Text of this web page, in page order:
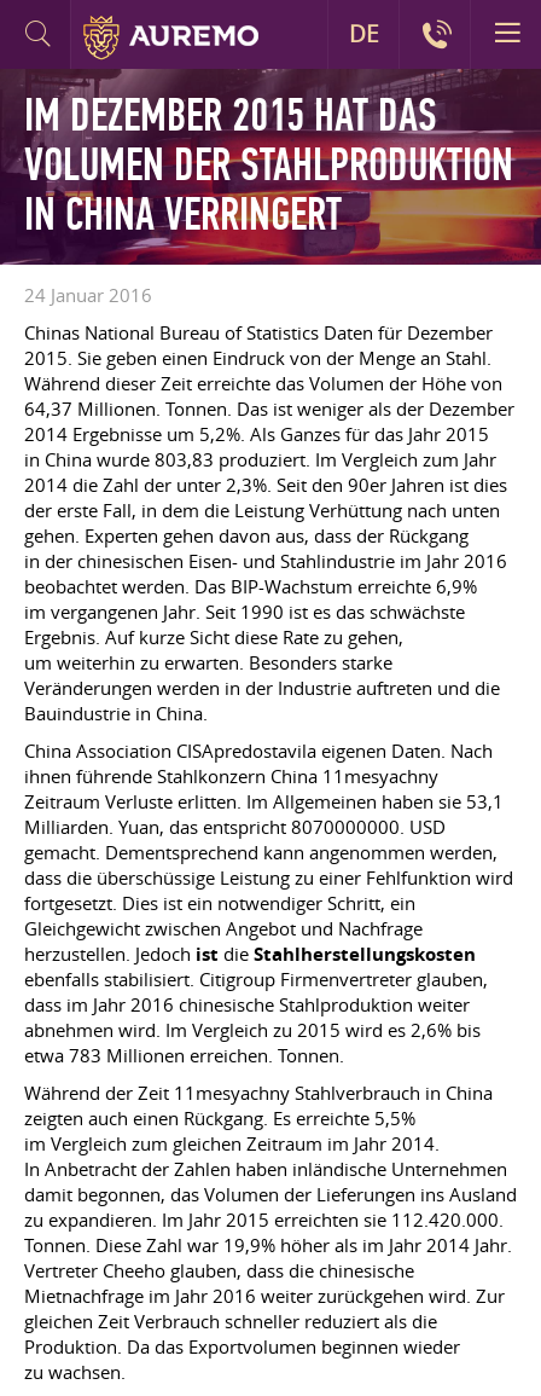
IM DEZEMBER 2015 HAT DAS
VOLUMEN DER STAHLPRODUKTION
IN CHINA VERRINGERT
24 Januar 2016
Chinas National Bureau of Statistics Daten für Dezember
2015. Sie geben einen Eindruck von der Menge an Stahl.
Während dieser Zeit erreichte das Volumen der Höhe von
64,37 Millionen. Tonnen. Das ist weniger als der Dezember
2014 Ergebnisse um 5,2%. Als Ganzes für das Jahr 2015
in China wurde 803,83 produziert. Im Vergleich zum Jahr
2014 die Zahl der unter 2,3%. Seit den 90er Jahren ist dies
der erste Fall, in dem die Leistung Verhüttung nach unten
gehen. Experten gehen davon aus, dass der Rückgang
in der chinesischen Eisen- und Stahlindustrie im Jahr 2016
beobachtet werden. Das BIP-Wachstum erreichte 6,9%
im vergangenen Jahr. Seit 1990 ist es das schwächste
Ergebnis. Auf kurze Sicht diese Rate zu gehen,
um weiterhin zu erwarten. Besonders starke
Veränderungen werden in der Industrie auftreten und die
Bauindustrie in China.
China Association CISApredostavila eigenen Daten. Nach
ihnen führende Stahlkonzern China 11mesyachny
Zeitraum Verluste erlitten. Im Allgemeinen haben sie 53,1
Milliarden. Yuan, das entspricht 8070000000. USD
gemacht. Dementsprechend kann angenommen werden,
dass die überschüssige Leistung zu einer Fehlfunktion wird
fortgesetzt. Dies ist ein notwendiger Schritt, ein
Gleichgewicht zwischen Angebot und Nachfrage
herzustellen. Jedoch ist die Stahlherstellungskosten
ebenfalls stabilisiert. Citigroup Firmenvertreter glauben,
dass im Jahr 2016 chinesische Stahlproduktion weiter
abnehmen wird. Im Vergleich zu 2015 wird es 2,6% bis
etwa 783 Millionen erreichen. Tonnen.
Während der Zeit 11mesyachny Stahlverbrauch in China
zeigten auch einen Rückgang. Es erreichte 5,5%
im Vergleich zum gleichen Zeitraum im Jahr 2014.
In Anbetracht der Zahlen haben inländische Unternehmen
damit begonnen, das Volumen der Lieferungen ins Ausland
zu expandieren. Im Jahr 2015 erreichten sie 112.420.000.
Tonnen. Diese Zahl war 19,9% höher als im Jahr 2014 Jahr.
Vertreter Cheeho glauben, dass die chinesische
Mietnachfrage im Jahr 2016 weiter zurückgehen wird. Zur
gleichen Zeit Verbrauch schneller reduziert als die
Produktion. Da das Exportvolumen beginnen wieder
zu wachsen.
DE